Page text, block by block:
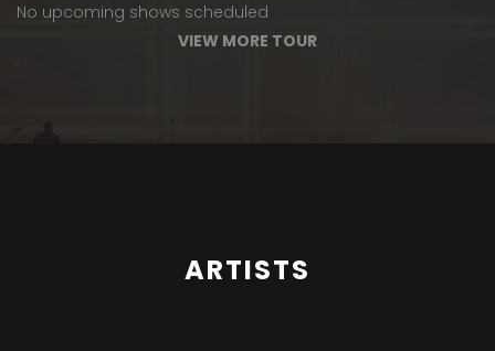
No upcoming shows scheduled
VIEW MORE TOUR
ARTISTS